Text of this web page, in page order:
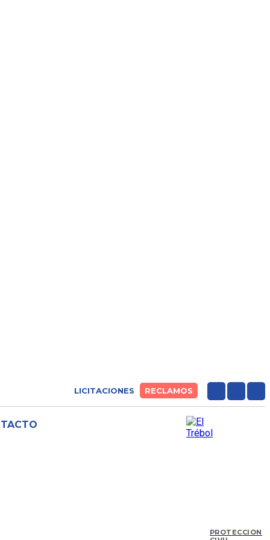
LICITACIONES RECLAMOS
PROTECCIÓN